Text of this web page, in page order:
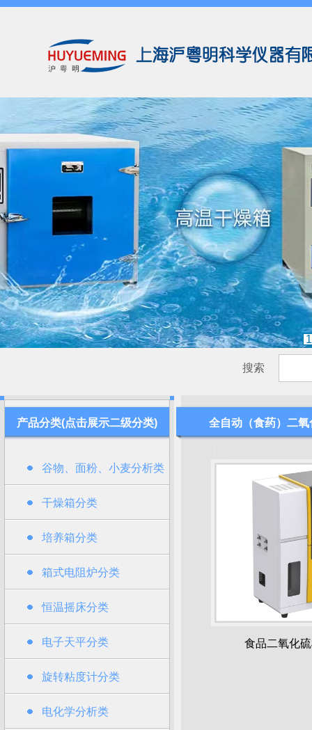
1
搜索
产品分类(点击展示二级分类)
谷物、面粉、小麦分析类
干燥箱分类
培养箱分类
箱式电阻炉分类
恒温摇床分类
电子天平分类
旋转粘度计分类
电化学分析类
全自动（食药）二
食品二氧化